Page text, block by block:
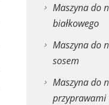
Maszyna do
białkowego
Maszyna do
sosem
Maszyna do
przyprawami